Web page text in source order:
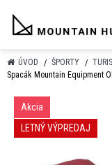
ÚVOD ŠPORTY
Spacák Mountain Equipment
Akcia
LETNÝ VÝPREDAJ